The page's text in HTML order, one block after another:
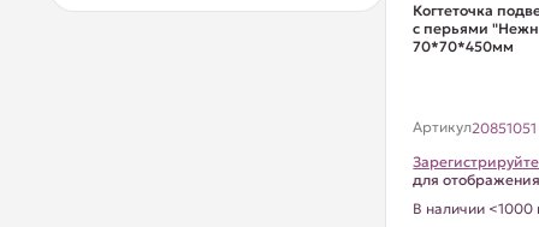
Когтеточка
с перьями
70*70*450мм
Артикул20851051
для
В наличии <1000